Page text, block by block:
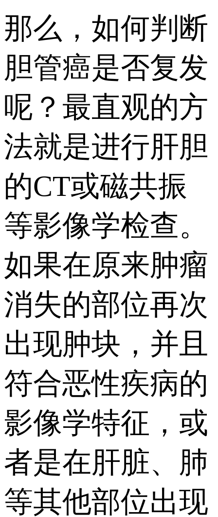
那么，如何判断
胆管癌是否复发
呢？最直观的方
法就是进行肝胆
的CT或磁共振
等影像学检查。
如果在原来肿瘤
消失的部位再次
出现肿块，并且
符合恶性疾病的
影像学特征，或
者是在肝脏、肺
等其他部位出现